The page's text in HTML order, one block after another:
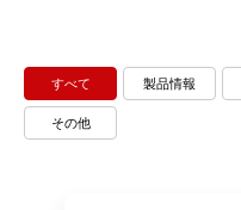
すべて 製品情報
その他